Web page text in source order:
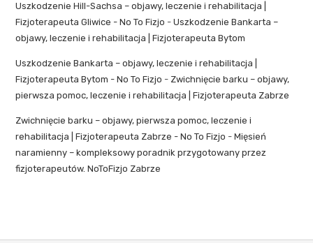
Uszkodzenie Hill-Sachsa – objawy, leczenie i rehabilitacja |
Fizjoterapeuta Gliwice - No To Fizjo -Uszkodzenie Bankarta –
objawy, leczenie i rehabilitacja | Fizjoterapeuta Bytom
Uszkodzenie Bankarta – objawy, leczenie i rehabilitacja |
Fizjoterapeuta Bytom - No To Fizjo - Zwichnięcie barku – objawy,
pierwsza pomoc, leczenie i rehabilitacja | Fizjoterapeuta Zabrze
Zwichnięcie barku – objawy, pierwsza pomoc, leczenie i
rehabilitacja | Fizjoterapeuta Zabrze - No To Fizjo -Mięsień
naramienny – kompleksowy poradnik przygotowany przez
fizjoterapeutów. NoToFizjo Zabrze